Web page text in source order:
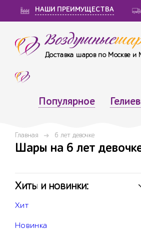
НАШИ ПРЕИМУЩЕСТВА
Воздушные
Доставка шаров по Москве
Популярное
Главная 6 лет девочке
Шары на 6 лет
Хиты и новинки:
Хит
Новинка